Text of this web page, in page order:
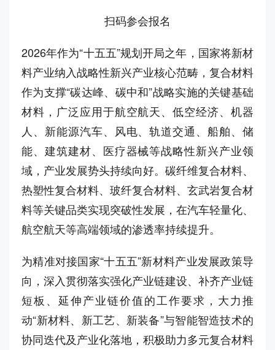
扫码参会报名
2026年作为“十五五”规划开局之年，国家将新材
料产业纳入战略性新兴产业核心范畴，复合材料
作为支撑“碳达峰、碳中和”战略实施的关键基础
材料，广泛应用于航空航天、低空经济、机器
人、新能源汽车、风电、轨道交通、船舶、储
能、建筑建材、医疗器械等战略性新兴产业领
域，产业发展势头持续向好。碳纤维复合材料、
热塑性复合材料、玻纤复合材料、玄武岩复合材
料等关键品类实现突破性发展，在汽车轻量化、
航空航天等高端领域的渗透率持续提升。
为精准对接国家“十五五”新材料产业发展政策导
向，深入贯彻落实强化产业链建设、补齐产业链
短板、延伸产业链价值的工作要求，大力推
动“新材料、新工艺、新装备”与智能智造技术的
协同迭代及产业化落地，积极助力多元复合材料